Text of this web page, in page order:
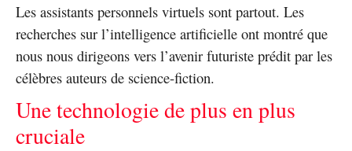
Les assistants personnels virtuels sont partout. Les
recherches sur l’intelligence artificielle ont montré que
nous nous dirigeons vers l’avenir futuriste prédit par les
célèbres auteurs de science-fiction.
Une technologie de plus en plus
cruciale